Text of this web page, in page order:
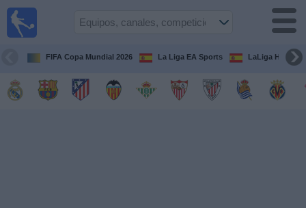
FIFA Copa Mundial 2026 La Liga EA Sports LaLiga
Guía de
Televisados